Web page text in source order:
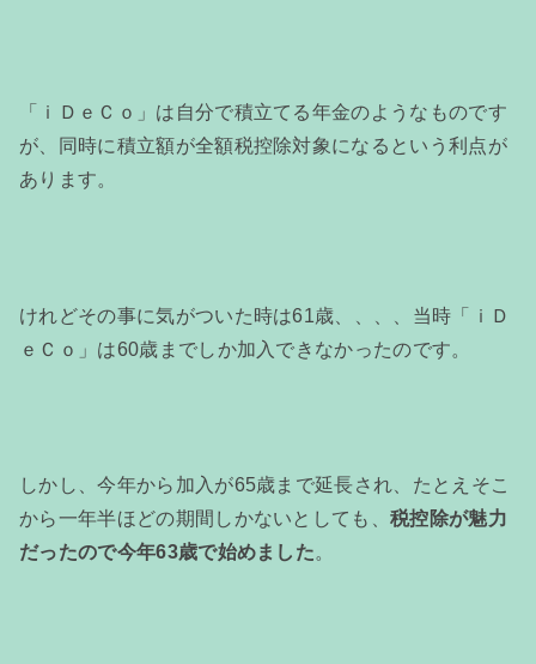
「ｉＤｅＣｏ」は自分で積立てる年金のようなものです
が、同時に積立額が全額税控除対象になるという利点が
あります。
けれどその事に気がついた時は61歳、、、、当時「ｉＤ
ｅＣｏ」は60歳までしか加入できなかったのです。
しかし、今年から加入が65歳まで延長され、たとえそこ
から一年半ほどの期間しかないとしても、税控除が魅力
だったので今年63歳で始めました。